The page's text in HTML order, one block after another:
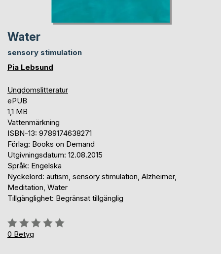
Water
sensory stimulation
Pia Lebsund
Ungdomslitteratur
ePUB
1,1 MB
Vattenmärkning
ISBN-13: 9789174638271
Förlag: Books on Demand
Utgivningsdatum: 12.08.2015
Språk: Engelska
Nyckelord: autism, sensory stimulation, Alzheimer,
Meditation, Water
Tillgänglighet: Begränsat tillgänglig
Betyg::
0%
0 Betyg